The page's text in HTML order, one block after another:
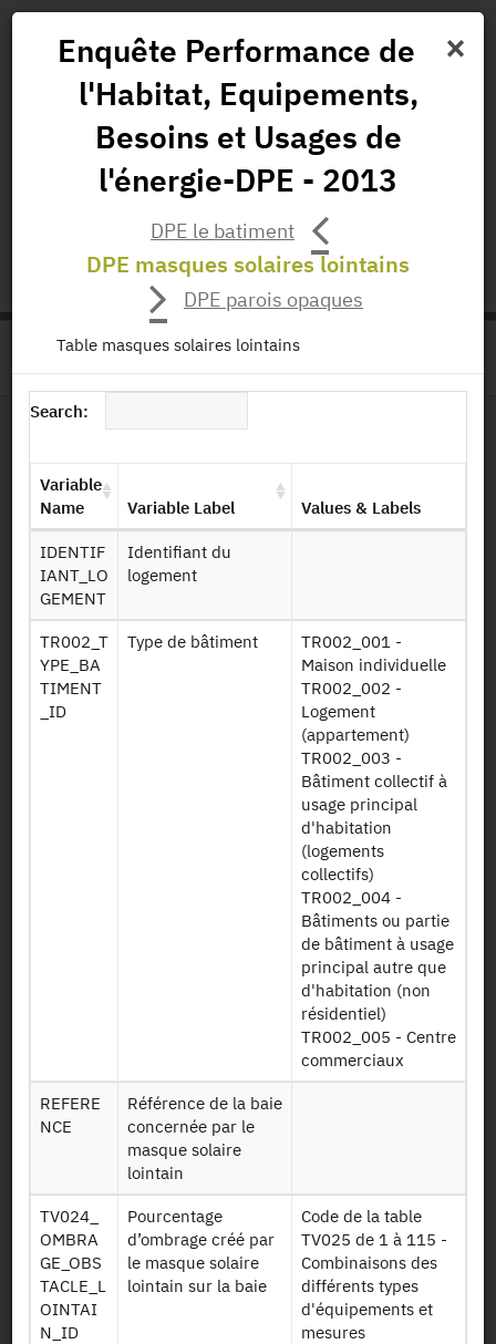
Projects Data
All Publications
Governance and Missions
EN | FR
Persistent Identifier (DOI)
Back to the source
PHEBUS DPE : Survey on the
performance of homes,
equipment, energy needs and
uses - energy performance
Statistical Confidentiality Committee
File Layout
Download
DPE baies Table baies
DPE
×
Enquête Performance de
l'Habitat, Equipements,
Besoins et Usages de
l'énergie-DPE - 2013
DPE le batiment
DPE masques solaires lointains
DPE parois opaques
Table masques solaires lointains
Search:
Variable
Name
Variable Label Values & Labels
IDENTIF
IANT_LO
GEMENT
Identifiant du
logement
TR002_T
YPE_BA
TIMENT
_ID
Type de bâtiment
TR002_001 -
Maison individuelle
TR002_002 -
Logement
(appartement)
TR002_003 -
Bâtiment collectif à
usage principal
d'habitation
(logements
collectifs)
TR002_004 -
Bâtiments ou partie
de bâtiment à usage
principal autre que
d'habitation (non
résidentiel)
TR002_005 - Centre
commerciaux
REFERE
NCE
Référence de la baie
concernée par le
masque solaire
lointain
TV024_
OMBRA
GE_OBS
TACLE_L
OINTAI
N_ID
Pourcentage
d’ombrage créé par
le masque solaire
lointain sur la baie
Code de la table
TV025 de 1 à 115 -
Combinaisons des
différents types
d'équipements et
mesures